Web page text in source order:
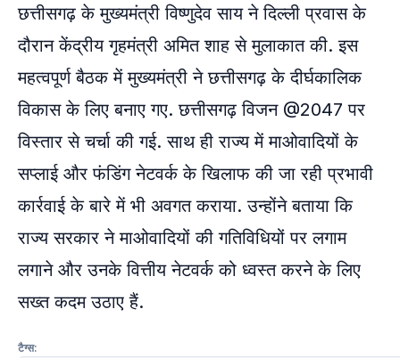
छत्तीसगढ़ के मुख्यमंत्री विष्णुदेव साय ने दिल्ली प्रवास के
दौरान केंद्रीय गृहमंत्री अमित शाह से मुलाकात की. इस
महत्वपूर्ण बैठक में मुख्यमंत्री ने छत्तीसगढ़ के दीर्घकालिक
विकास के लिए बनाए गए. छत्तीसगढ़ विजन @2047 पर
विस्तार से चर्चा की गई. साथ ही राज्य में माओवादियों के
सप्लाई और फंडिंग नेटवर्क के खिलाफ की जा रही प्रभावी
कार्रवाई के बारे में भी अवगत कराया. उन्होंने बताया कि
राज्य सरकार ने माओवादियों की गतिविधियों पर लगाम
लगाने और उनके वित्तीय नेटवर्क को ध्वस्त करने के लिए
सख्त कदम उठाए हैं.
टैग्स: